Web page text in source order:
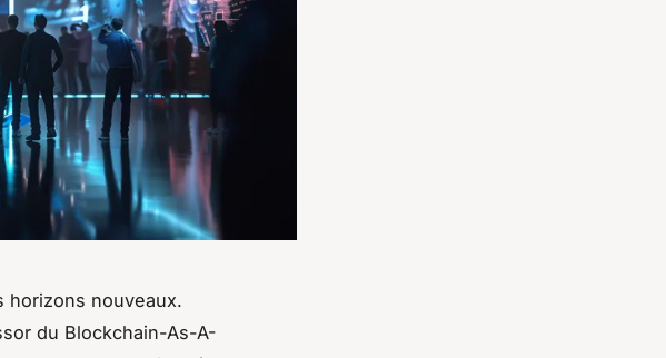
horizons nouveaux.
du Blockchain-As-A-